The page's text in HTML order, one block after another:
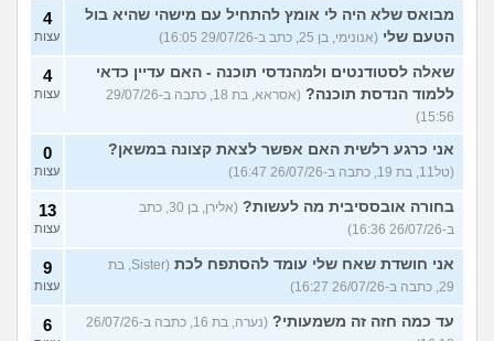
מבואס שלא היה לי אומץ להתחיל עם מישהי שהיא בול
הטעם שלי (אנונימי, בן 25, כתב ב-29/07/26 16:05)
4
עצות
שאלה לסטודנטים ולמהנדסי תוכנה - האם עדיין כדאי
ללמוד הנדסת תוכנה?
(אסראא, בת 18, כתבה ב-29/07/26
15:56)
4
עצות
אני כרגע רלשית האם אפשר לצאת קצונה במשאן?
(טל11, בת 19, כתבה ב-26/07/26 16:47)
0
עצות
בחורה אובססיבית מה לעשות?
(אלירן, בן 30, כתב
ב-26/07/26 16:36)
13
עצות
אני חושדת שאח שלי עומד להסתפח לכת
(Sister, בת
29, כתבה ב-26/07/26 16:27)
9
עצות
עד כמה חזה זה משמעותי?
(נערה, בת 16, כתבה ב-26/07/26
6